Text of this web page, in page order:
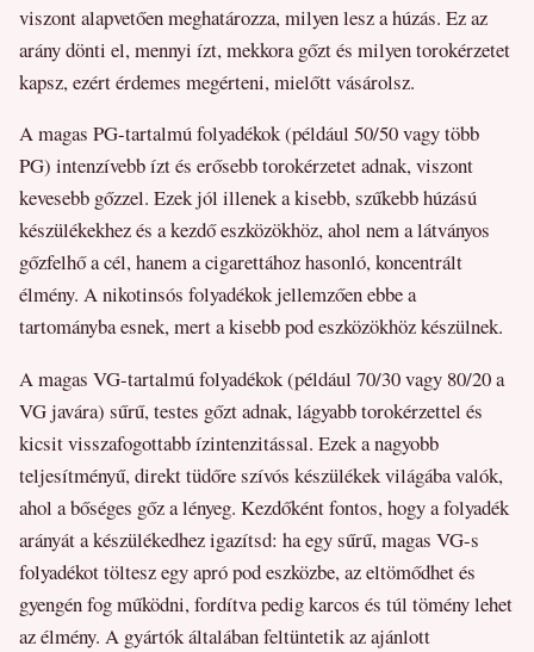
viszont alapvetően meghatározza, milyen lesz a húzás. Ez az
arány dönti el, mennyi ízt, mekkora gőzt és milyen torokérzetet
kapsz, ezért érdemes megérteni, mielőtt vásárolsz.
A magas PG-tartalmú folyadékok (például 50/50 vagy több
PG) intenzívebb ízt és erősebb torokérzetet adnak, viszont
kevesebb gőzzel. Ezek jól illenek a kisebb, szűkebb húzású
készülékekhez és a kezdő eszközökhöz, ahol nem a látványos
gőzfelhő a cél, hanem a cigarettához hasonló, koncentrált
élmény. A nikotinsós folyadékok jellemzően ebbe a
tartományba esnek, mert a kisebb pod eszközökhöz készülnek.
A magas VG-tartalmú folyadékok (például 70/30 vagy 80/20 a
VG javára) sűrű, testes gőzt adnak, lágyabb torokérzettel és
kicsit visszafogottabb ízintenzitással. Ezek a nagyobb
teljesítményű, direkt tüdőre szívós készülékek világába valók,
ahol a bőséges gőz a lényeg. Kezdőként fontos, hogy a folyadék
arányát a készülékedhez igazítsd: ha egy sűrű, magas VG-s
folyadékot töltesz egy apró pod eszközbe, az eltömődhet és
gyengén fog működni, fordítva pedig karcos és túl tömény lehet
az élmény. A gyártók általában feltüntetik az ajánlott